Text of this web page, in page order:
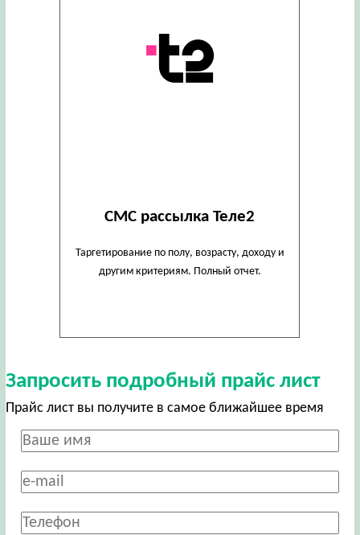
СМС рассылка Теле2
Таргетирование по полу, возрасту, доходу и
другим критериям. Полный отчет.
Запросить подробный прайс лист
Прайс лист вы получите в самое ближайшее время